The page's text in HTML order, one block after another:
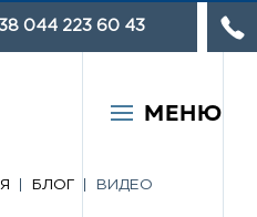
МЕНЮ
044 223 60 43
БЛОГ ВИДЕО